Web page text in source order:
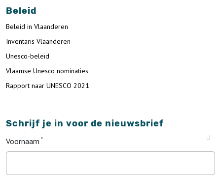
Beleid
Beleid in Vlaanderen
Inventaris Vlaanderen
Unesco-beleid
Vlaamse Unesco nominaties
Rapport naar UNESCO 2021
Schrijf je in voor de nieuwsbrief
Voornaam